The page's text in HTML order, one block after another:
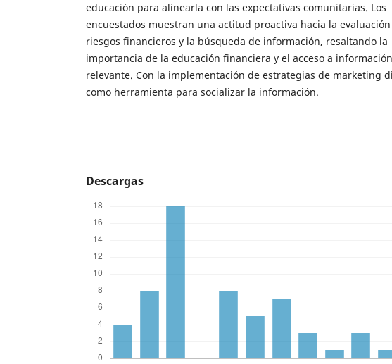
educación para alinearla con las expectativas comunitarias. Los
encuestados muestran una actitud proactiva hacia la
riesgos financieros y la búsqueda de información, resaltando la
importancia de la educación financiera y el acceso a información
relevante. Con la implementación de estrategias de marketing
como herramienta para socializar la información.
Descargas